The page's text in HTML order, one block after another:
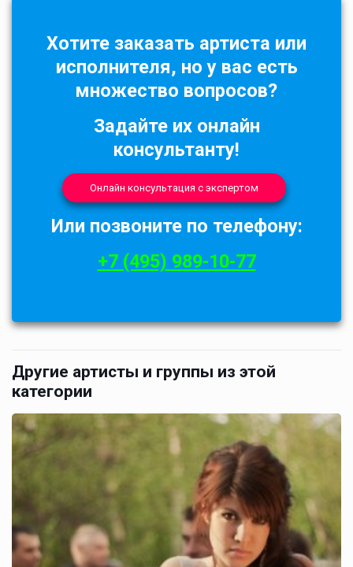
Хотите заказать артиста или
исполнителя, но у вас есть
множество вопросов?
Задайте их онлайн
консультанту!
Онлайн консультация с экспертом
Или позвоните по телефону:
+7 (495) 989-10-77
Другие артисты и группы из этой
категории